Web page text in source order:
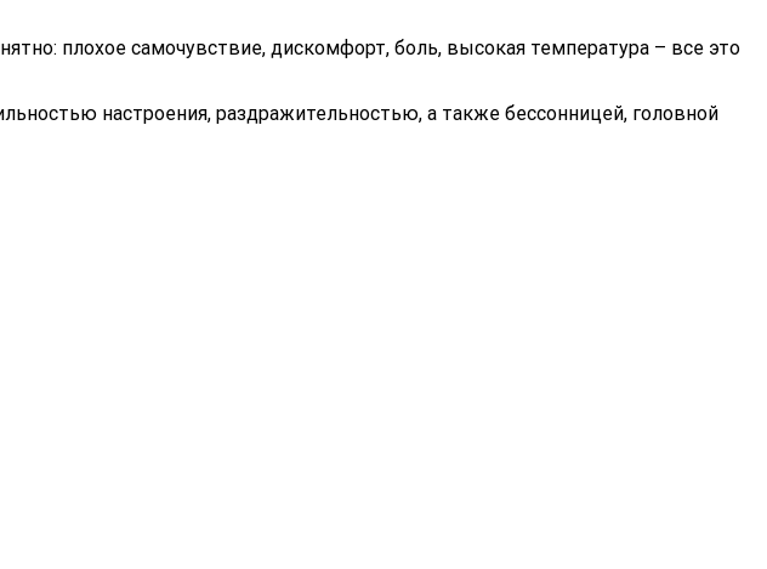
плохое самочувствие, дискомфорт, боль, высокая температура – все это
настроения, раздражительностью, а также бессонницей, головной